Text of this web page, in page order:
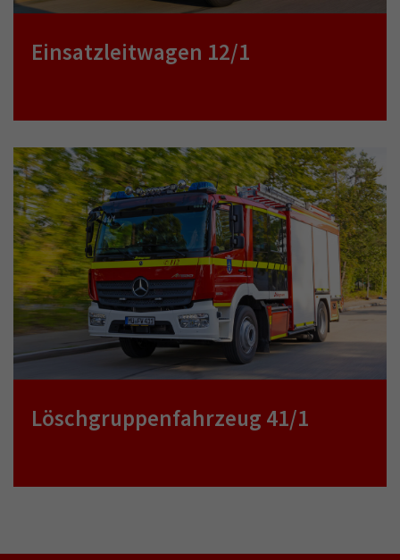
Einsatzleitwagen 12/1
Löschgruppenfahrzeug 41/1